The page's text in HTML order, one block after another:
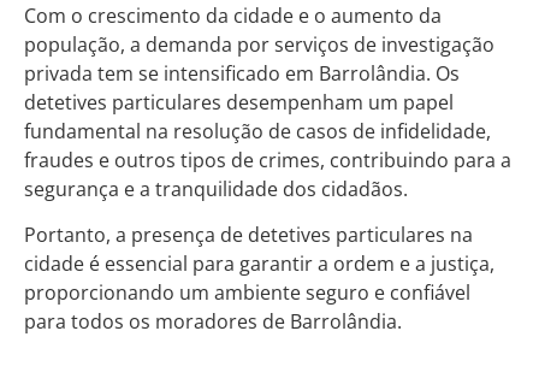
Com o crescimento da cidade e o aumento da
população, a demanda por serviços de investigação
privada tem se intensificado em Barrolândia. Os
detetives particulares desempenham um papel
fundamental na resolução de casos de infidelidade,
fraudes e outros tipos de crimes, contribuindo para a
segurança e a tranquilidade dos cidadãos.
Portanto, a presença de detetives particulares na
cidade é essencial para garantir a ordem e a justiça,
proporcionando um ambiente seguro e confiável
para todos os moradores de Barrolândia.